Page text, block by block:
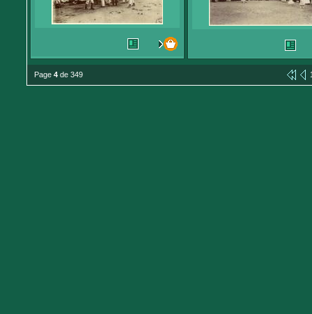
Page 4 de 349